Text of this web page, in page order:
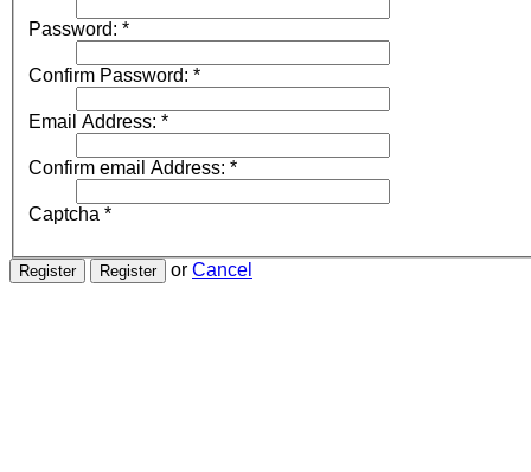
Password: *
Confirm Password: *
Email Address: *
Confirm email Address: *
Captcha *
or Cancel